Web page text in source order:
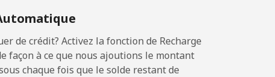
de crédit? Activez la fonction de Recharge
façon à ce que nous ajoutions le montant
chaque fois que le solde restant de